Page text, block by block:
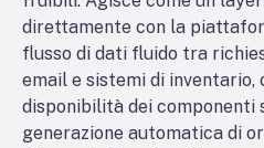
direttamente con la
flusso di dati fluido tra
email e sistemi di
disponibilità dei componenti
generazione automatica di